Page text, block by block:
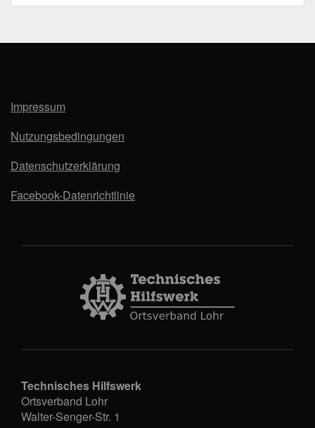
Impressum
Nutzungsbedingungen
Datenschutzerklärung
Facebook-Datenrichtlinie
Technisches Hilfswerk
Ortsverband Lohr
Walter-Senger-Str. 1